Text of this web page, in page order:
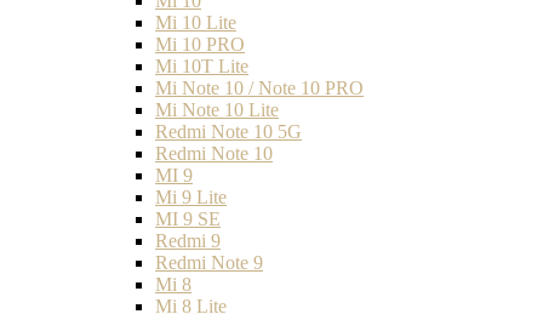
Mi 10 Lite
Mi 10 PRO
Mi 10T Lite
Mi Note 10 / Note 10 PRO
Mi Note 10 Lite
Redmi Note 10 5G
Redmi Note 10
MI 9
Mi 9 Lite
MI 9 SE
Redmi 9
Redmi Note 9
Mi 8
Mi 8 Lite